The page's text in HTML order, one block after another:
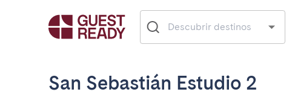
San Sebastián Estudio 2